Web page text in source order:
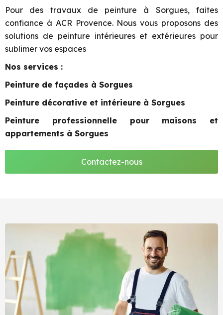
Pour des travaux de peinture à Sorgues, faites
confiance à ACR Provence. Nous vous proposons des
solutions de peinture intérieures et extérieures pour
sublimer vos espaces
Nos services :
Peinture de façades à Sorgues
Peinture décorative et intérieure à Sorgues
Peinture professionnelle pour maisons et
appartements à Sorgues
Contactez-nous